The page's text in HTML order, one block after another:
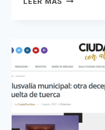
FIDUCIA